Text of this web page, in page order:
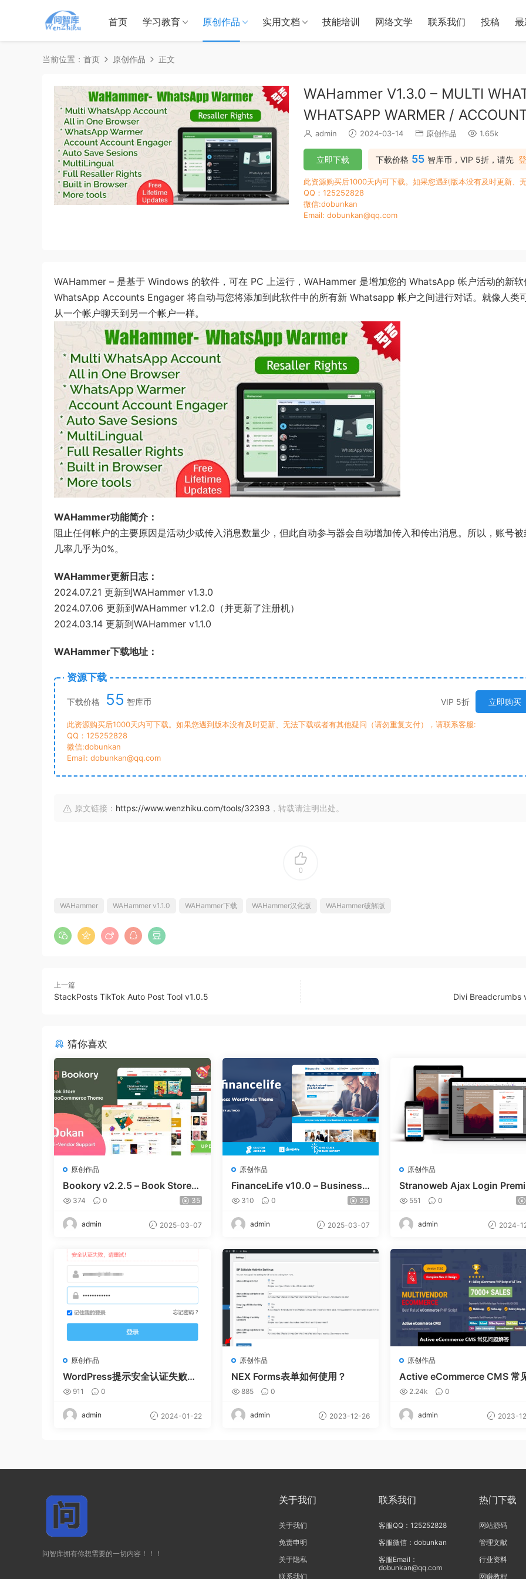
首页 学习教育 原创作品 实用文档 技能培训 网络文学 联系我们 投稿
当前位置： 首页 原创作品 正文
WAHammer V1.3.0 – MULTI
WHATSAPP WARMER /
admin 2024-03-14 原创作品 1.65k
下载价格 55 智库币，VIP 5折，请先
立即下载
此资源购买后1000天内可下载。如果您遇到版本没有及时更新、
QQ：125252828
微信:dobunkan
Email: dobunkan@qq.com
WAHammer – 是基于 Windows 的软件，可在 PC 上运行，WAHammer 是增加您的 WhatsApp 帐户活动的新软
WhatsApp Accounts Engager 将自动与您将添加到此软件中的所有新 Whatsapp 帐户之间进行对话。就像人类
从一个帐户聊天到另一个帐户一样。
WAHammer功能简介：
阻止任何帐户的主要原因是活动少或传入消息数量少，但此自动参与器会自动增加传入和传出消息。所以，账号被
几率几乎为0%。
WAHammer更新日志：
2024.07.21 更新到WAHammer v1.3.0
2024.07.06 更新到WAHammer v1.2.0（并更新了注册机）
2024.03.14 更新到WAHammer v1.1.0
WAHammer下载地址：
资源下载
下载价格 55 智库币 VIP 5折 立即购买
此资源购买后1000天内可下载。如果您遇到版本没有及时更新、无法下载或者有其他疑问（请勿重复支付），请联系客服:
QQ：125252828
微信:dobunkan
Email: dobunkan@qq.com
原文链接： https://www.wenzhiku.com/tools/32393 ，转载请注明出处。
0
WAHammer WAHammer v1.1.0 WAHammer下载 WAHammer汉化版 WAHammer破解版
上一篇
StackPosts TikTok Auto Post Tool v1.0.5 Divi Breadcrumbs
猜你喜欢
原创作品
Bookory v2.2.5 – Book Store
WooCommerce Theme
374 0 35
admin 2025-03-07
原创作品
FinanceLife v10.0 – Business
WordPress Theme
310 0 35
admin 2025-03-07
原创作品
Stranoweb Ajax Login
m v2.0.7
551 0
admin 2024-
原创作品
WordPress提示安全认证失败，
请重试（解决方法）
911 0
admin 2024-01-22
原创作品
NEX Forms表单如何使用？
885 0
admin 2023-12-26
原创作品
Active eCommerce CMS 常
问题解答
2.24k 0
admin 2023-
问智库拥有你想需要的一切内容！！！
关于我们
关于我们
免责申明
关于隐私
联系我们
联系我们
客服QQ：125252828
客服微信：dobunkan
客服Email：
dobunkan@qq.com
热门下载
网站源码
管理文献
行业资料
网赚教程